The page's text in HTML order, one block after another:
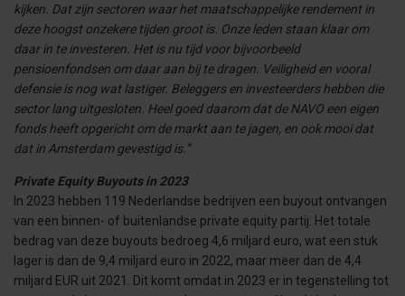
kijken. Dat zijn sectoren waar het maatschappelijke rendement in
deze hoogst onzekere tijden groot is. Onze leden staan klaar om
daar in te investeren. Het is nu tijd voor bijvoorbeeld
pensioenfondsen om daar aan bij te dragen. Veiligheid en vooral
defensie is nog wat lastiger. Beleggers en investeerders hebben die
sector lang uitgesloten. Heel goed daarom dat de NAVO een eigen
fonds heeft opgericht om de markt aan te jagen, en ook mooi dat
dat in Amsterdam gevestigd is.”
Private Equity Buyouts in 2023
In 2023 hebben 119 Nederlandse bedrijven een buyout ontvangen
van een binnen- of buitenlandse private equity partij. Het totale
bedrag van deze buyouts bedroeg 4,6 miljard euro, wat een stuk
lager is dan de 9,4 miljard euro in 2022, maar meer dan de 4,4
miljard EUR uit 2021. Dit komt omdat in 2023 er in tegenstelling tot